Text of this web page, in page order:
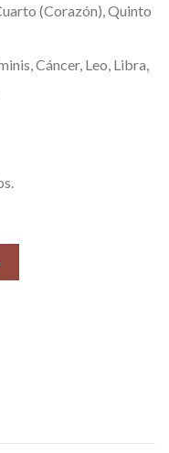
(Corazón), Quinto
Cáncer, Leo, Libra,